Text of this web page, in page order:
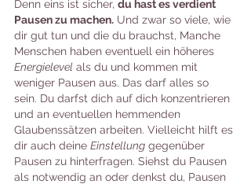
Denn eins ist sicher, du hast es verdient
Pausen zu machen. Und zwar so viele, wie
dir gut tun und die du brauchst, Manche
Menschen haben eventuell ein höheres
Energielevel als du und kommen mit
weniger Pausen aus. Das darf alles so
sein. Du darfst dich auf dich konzentrieren
und an eventuellen hemmenden
Glaubenssätzen arbeiten. Vielleicht hilft es
dir auch deine Einstellung gegenüber
Pausen zu hinterfragen. Siehst du Pausen
als notwendig an oder denkst du, Pausen